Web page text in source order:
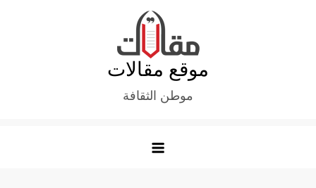
موقع مقالات
موطن الثقافة